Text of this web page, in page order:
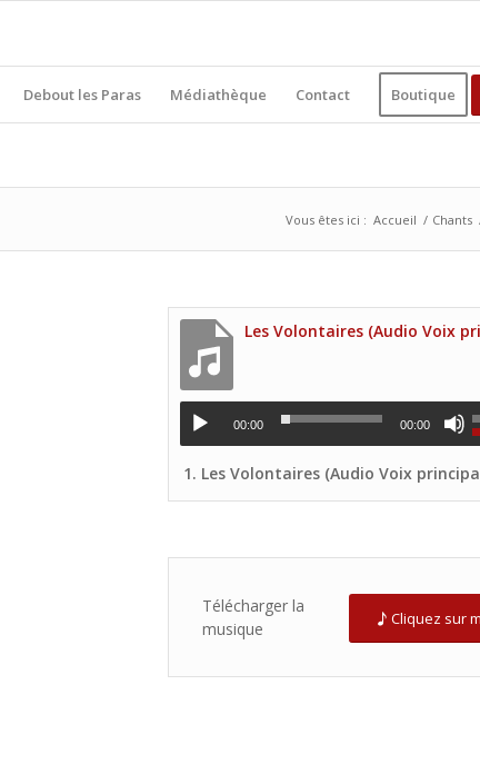
Debout les Paras Médiathèque Contact Boutique
Vous êtes ici : Accueil / Chants
00:00 00:00
1. Les Volontaires (Audio Voix principale Site
Télécharger la
musique
Cliquez sur